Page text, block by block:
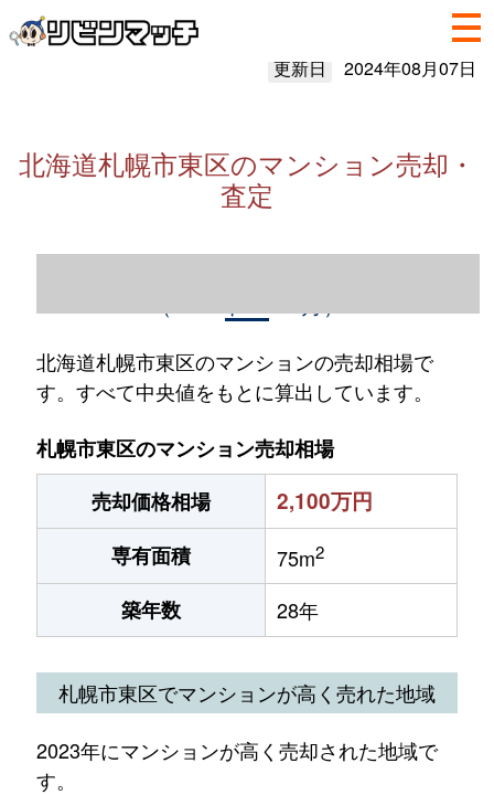
更新日 2024年08月07日
北海道札幌市東区のマンション売却・
査定
北海道札幌市東区のマンションの売却相場で
す。すべて中央値をもとに算出しています。
札幌市東区のマンション売却相場
売却価格相場
2,100万円
専有面積 75m2
築年数 28年
札幌市東区でマンションが高く売れた地域
2023年にマンションが高く売却された地域で
す。